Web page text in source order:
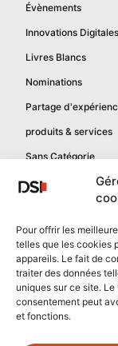
Pour offrir les
telles que les cookies
appareils. Le fait de
traiter des données
uniques sur ce site.
consentement peut
et fonctions.
Évènements
Innovations Digitales
Livres Blancs
Nominations
Partage
produits & services
Sans Catégorie
Mentions
Politique de
Contactez-
Confidentialité